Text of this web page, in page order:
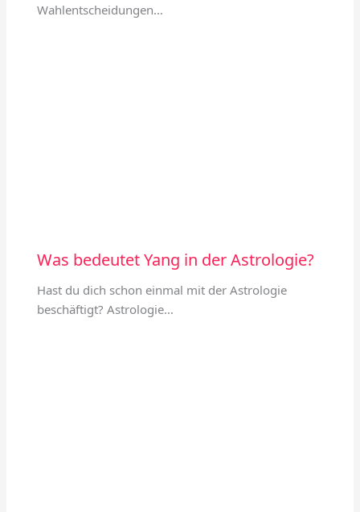
Wahlentscheidungen…
Was bedeutet Yang in der Astrologie?
Hast du dich schon einmal mit der Astrologie
beschäftigt? Astrologie…